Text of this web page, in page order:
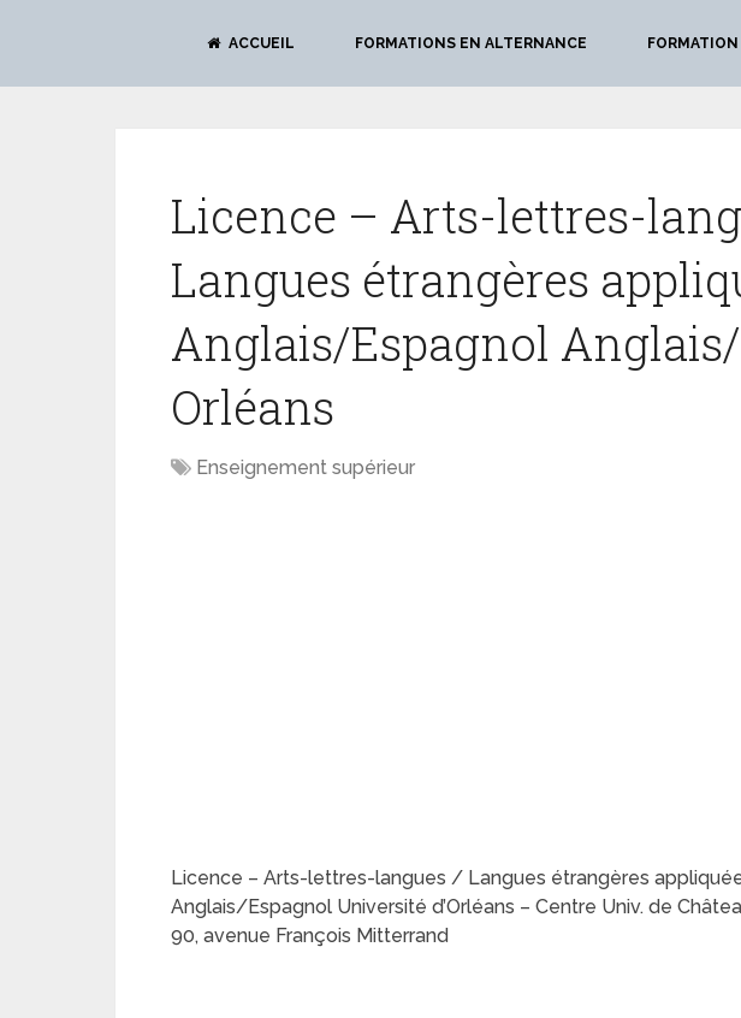
ACCUEIL FORMATIONS EN ALTERNANCE
Licence – Arts-lettres-
Langues étrangères
Anglais/Espagnol
Orléans
Enseignement supérieur
Licence – Arts-lettres-langues / Langues étrangères
Anglais/Espagnol Université d’Orléans – Centre Univ. de
90, avenue François Mitterrand